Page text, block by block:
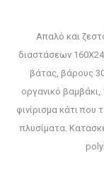
Απαλό και
διαστάσεων
βάτας, βάρους
οργανικό βαμβάκι,
φινίρισμα κάτι που
πλυσίματα.